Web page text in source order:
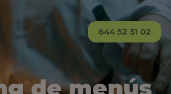
644 52 51 02
de menús